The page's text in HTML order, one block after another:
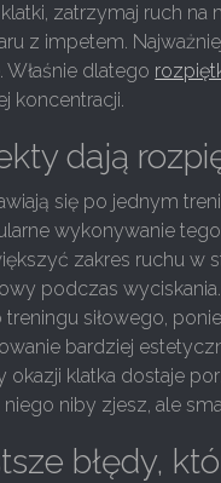
zatrzymaj ruch
z impetem.
dlatego
koncentracji.
dają
się po jednym
wykonywanie
zakres ruchu w
podczas
siłowego,
bardziej
okazji klatka dostaje
niby zjesz, ale
błędy,